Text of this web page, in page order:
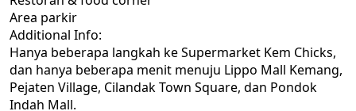
Area parkir
Additional Info:
Hanya beberapa langkah ke Supermarket Kem Chicks,
dan hanya beberapa menit menuju Lippo Mall Kemang,
Pejaten Village, Cilandak Town Square, dan Pondok
Indah Mall.